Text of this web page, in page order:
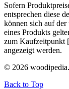
Sofern
entsprechen diese
können sich auf
eines Produkts
zum Kaufzeitpunkt
angezeigt werden.
© 2026
Back to Top